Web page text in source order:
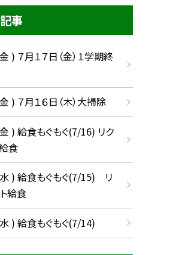
事
) ７月１７日（金）１学期終
) ７月１６日（木）大掃除
) 給食もぐもぐ(7/16) リク
食
) 給食もぐもぐ(7/15) リ
給食
) 給食もぐもぐ(7/14)